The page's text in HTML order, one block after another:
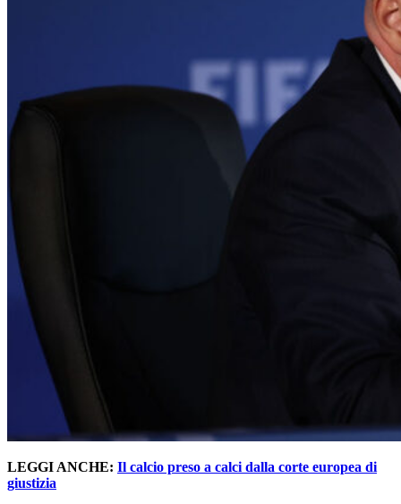
LEGGI ANCHE: Il calcio preso a calci dalla corte europea di
giustizia